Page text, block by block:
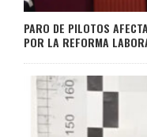
PARO DE PILOTOS
POR LA REFORMA